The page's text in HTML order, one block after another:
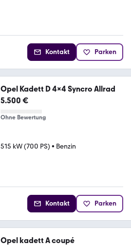
Kontakt Parken
Opel Kadett D 4x4 Syncro Allrad
5.500 €
Ohne Bewertung
515 kW (700 PS) • Benzin
Kontakt Parken
Opel kadett A coupé